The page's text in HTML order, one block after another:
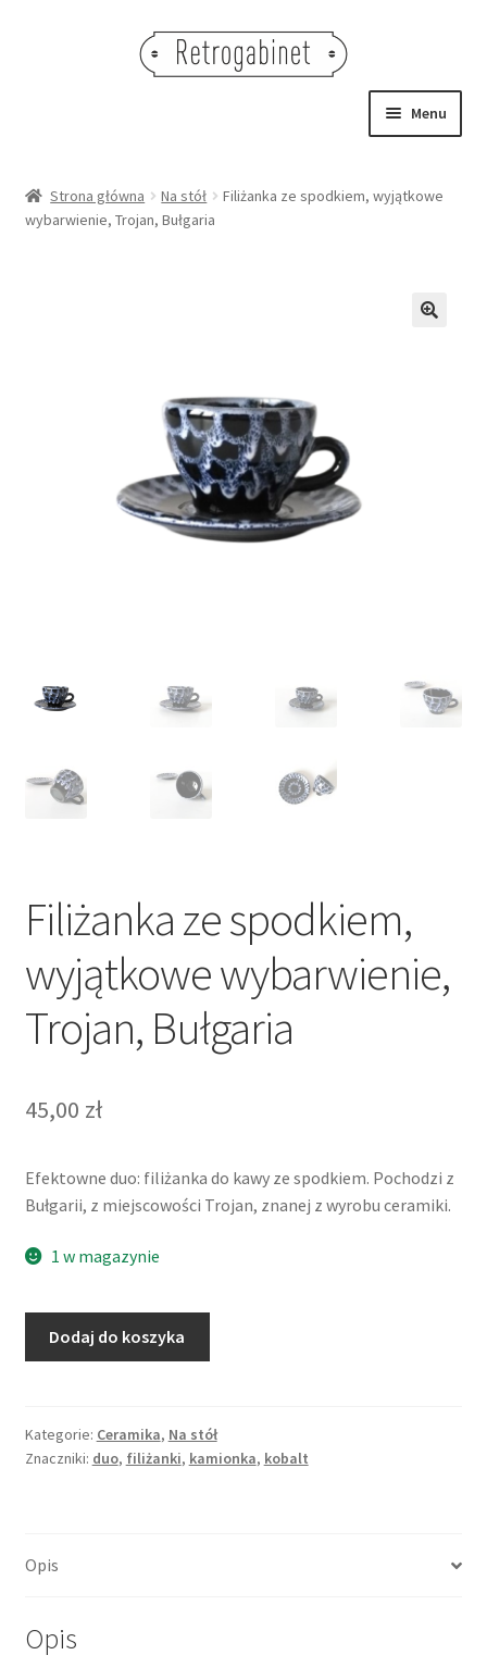
Menu
OBRAZY
Strona główna Na stół
Filiżanka ze spodkiem, wyjątkowe
wybarwienie, Trojan, Bułgaria
Filiżanka ze spodkiem,
wyjątkowe wybarwienie,
Trojan, Bułgaria
45,00 zł
Efektowne duo: filiżanka do kawy ze spodkiem. Pochodzi z
Bułgarii, z miejscowości Trojan, znanej z wyrobu ceramiki.
1 w magazynie
Filiżanka
wyjątkowe
wybarwienie,
Dodaj do koszyka
Kategorie: Ceramika, Na stół
Znaczniki: duo, filiżanki, kamionka, kobalt
Opis
Opis